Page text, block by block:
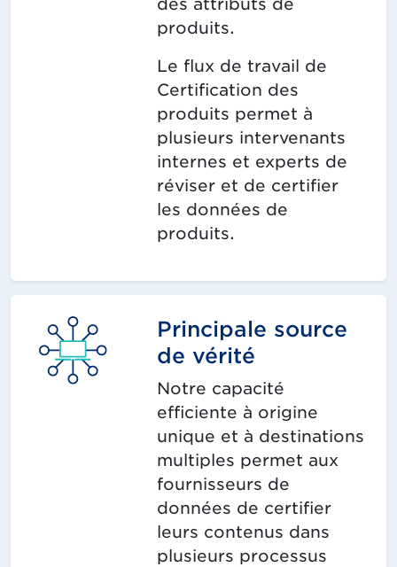
produits.
Le flux de travail de
Certification des
produits permet à
plusieurs intervenants
internes et experts de
réviser et de certifier
les données de
produits.
Principale source
de vérité
Notre capacité
efficiente à origine
unique et à destinations
multiples permet aux
fournisseurs de
données de certifier
leurs contenus dans
plusieurs processus